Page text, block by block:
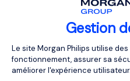
Gestion
Plateforme de
Le site Morgan Philips utilise
fonctionnement, assurer sa
améliorer l'expérience utilisateur.